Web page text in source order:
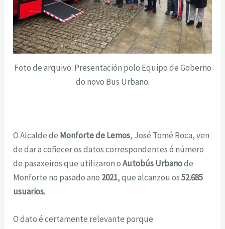
Foto de arquivo: Presentación polo Equipo de Goberno
do novo Bus Urbano.
O Alcalde de Monforte de Lemos, José Tomé Roca, ven
de dar a coñecer os datos correspondentes ó número
de pasaxeiros que utilizaron oAutobús Urbanode
Monforte no pasado ano 2021, que alcanzou os52.685
usuarios.
O dato é certamente relevante porque